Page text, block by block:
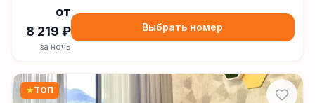
от
8 219 ₽
за ночь
Выбрать номер
★ТОП